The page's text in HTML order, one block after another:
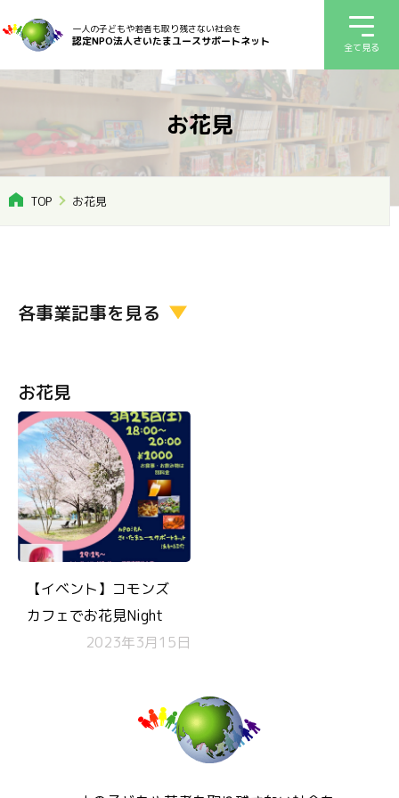
一人の子どもや若者も取り残さない社会を
認定NPO法人さいたまユースサポートネット 全て見る
お花見
TOP お花見
各事業記事を見る
お花見
【イベント】コモンズ
カフェでお花見Night
2023年3月15日